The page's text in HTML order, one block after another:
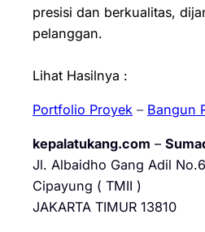
presisi dan berkualitas,
pelanggan.
Lihat Hasilnya :
Portfolio Proyek – Bangun
kepalatukang.com –
Jl. Albaidho Gang Adil
Cipayung ( TMII )
JAKARTA TIMUR 13810